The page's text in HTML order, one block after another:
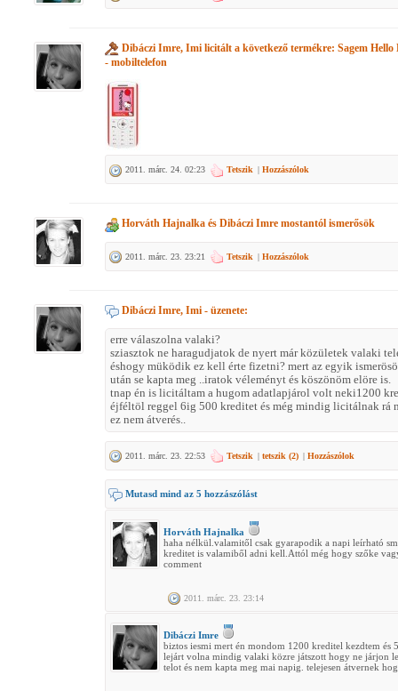
Dibáczi Imre, Imi licitált a következő termékre: Sagem
- mobiltelefon
2011. márc. 24. 02:23 Tetszik | Hozzászólok
Horváth Hajnalka és Dibáczi Imre mostantól ismerősök
2011. márc. 23. 23:21 Tetszik | Hozzászólok
Dibáczi Imre, Imi - üzenete:
erre válaszolna valaki?
sziasztok ne haragudjatok de nyert már közületek valaki
éshogy müködik ez kell érte fizetni? mert az egyik
után se kapta meg ..iratok véleményt és köszönöm elöre is.
tnap én is licitáltam a hugom adatlapjárol volt neki1200
éjféltöl reggel 6ig 500 kreditet és még mindig licitálnak rá
ez nem átverés..
2011. márc. 23. 22:53 Tetszik | tetszik (2) | Hozzászólok
Mutasd mind az 5 hozzászólást
Horváth Hajnalka
haha nélkül.valamitől csak gyarapodik a napi leírható
kreditet is valamiből adni kell.Attól még hogy szőke
comment
2011. márc. 23. 23:14
Dibáczi Imre
biztos iesmi mert én mondom 1200 kreditel kezdtem és
lejárt volna mindig valaki közre játszott hogy ne járjon
telot és nem kapta meg mai napig. telejesen átvernek